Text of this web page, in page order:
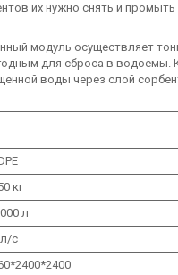
их нужно снять и
модуль осуществляет
для сброса в водоемы.
воды через слой
кг
л
c